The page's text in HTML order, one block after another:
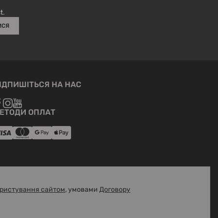
НА НАС
ОПЛАТ
сайтом, умовамиДоговору